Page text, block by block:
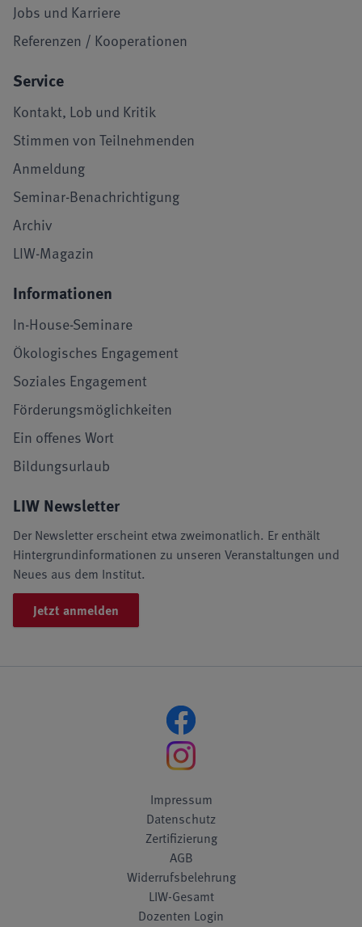
Jobs und Karriere
Referenzen / Kooperationen
Service
Kontakt, Lob und Kritik
Stimmen von Teilnehmenden
Anmeldung
Seminar-Benachrichtigung
Archiv
LIW-Magazin
Informationen
In-House-Seminare
Ökologisches Engagement
Soziales Engagement
Förderungsmöglichkeiten
Ein offenes Wort
Bildungsurlaub
LIW Newsletter
Der Newsletter erscheint etwa zweimonatlich. Er enthält
Hintergrundinformationen zu unseren Veranstaltungen und
Neues aus dem Institut.
Jetzt anmelden
Impressum
Datenschutz
Zertifizierung
AGB
Widerrufsbelehrung
LIW-Gesamt
Dozenten Login